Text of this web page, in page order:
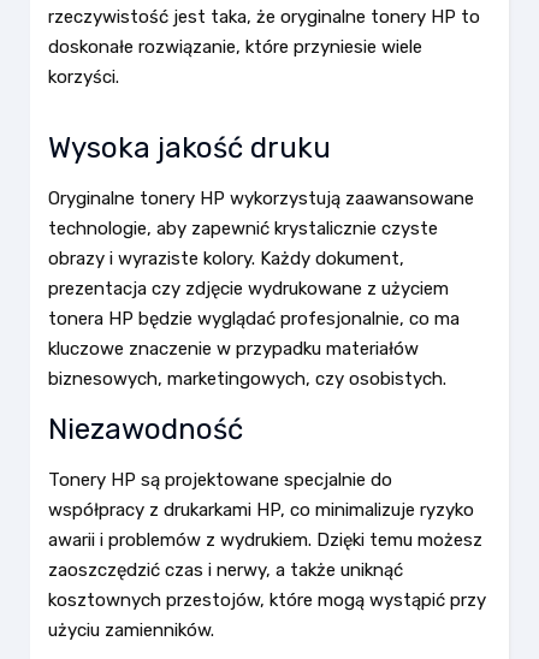
rzeczywistość jest taka, że oryginalne tonery HP to
doskonałe rozwiązanie, które przyniesie wiele
korzyści.
Wysoka jakość druku
Oryginalne tonery HP wykorzystują zaawansowane
technologie, aby zapewnić krystalicznie czyste
obrazy i wyraziste kolory. Każdy dokument,
prezentacja czy zdjęcie wydrukowane z użyciem
tonera HP będzie wyglądać profesjonalnie, co ma
kluczowe znaczenie w przypadku materiałów
biznesowych, marketingowych, czy osobistych.
Niezawodność
Tonery HP są projektowane specjalnie do
współpracy z drukarkami HP, co minimalizuje ryzyko
awarii i problemów z wydrukiem. Dzięki temu możesz
zaoszczędzić czas i nerwy, a także uniknąć
kosztownych przestojów, które mogą wystąpić przy
użyciu zamienników.